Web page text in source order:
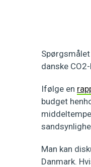
danske
Ifølge en
budget
Man kan
Danmark.